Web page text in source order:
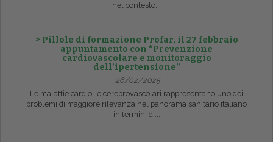
nel contesto...
> Pillole di formazione Profar, il 27 febbraio
appuntamento con “Prevenzione
cardiovascolare e monitoraggio
dell’ipertensione”
26/02/2025
Le malattie cardio- e cerebrovascolari rappresentano uno dei
problemi di maggiore rilevanza nel panorama sanitario italiano
in termini di...